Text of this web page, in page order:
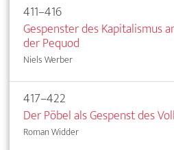
411–416
Gespenster des Kapitalismus
der Pequod
Niels Werber
417–422
Der Pöbel als Gespenst des
Roman Widder